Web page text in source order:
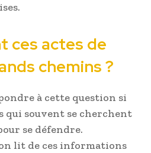
ces actes de
chemins ?
à cette question si
qui souvent se cherchent
se défendre.
lit de ces informations